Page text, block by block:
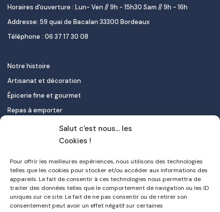
Salut c'est nous... les
Cookies !
Pour offrir les meilleures expériences, nous utilisons des technologies
telles que les cookies pour stocker et/ou accéder aux informations des
appareils. Le fait de consentir à ces technologies nous permettra de
traiter des données telles que le comportement de navigation ou les ID
uniques sur ce site. Le fait de ne pas consentir ou de retirer son
consentement peut avoir un effet négatif sur certaines
Horaires d'ouverture : Lun- Ven // 9h - 15h30 Sam // 9h - 16h
Addresse: 59 quai de Bacalan 33300 Bordeaux
Téléphone : 06 37 17 30 08
Notre histoire
Artisanat et décoration
Épicerie fine et gourmet
Repas à emporter
Le pastel de nata
Contact
Mon compte
FAQ